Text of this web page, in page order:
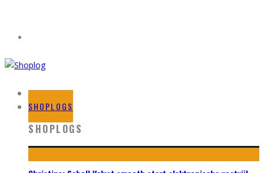
HOME
SHOPLOGS
SHOPLOGS